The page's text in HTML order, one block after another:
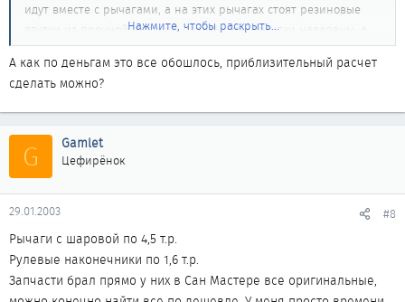
идут вместе с рычагами, а на этих рычагах стоят резиновые
втулки из прочной, толсной резиты. Эти резитки наварены, а
на старых рычагах они высохли и чуть не снимались вообще
вот они то и скрипели.
После этого скрип похожий на твой ИСЧЕЗЛО! Ну и вообще
машина стала более управляемая, дорогу стала держать а до
разогнать не мог, как по маслу машину водит.
Ну вот и все, удачи!
Нажмите, чтобы раскрыть...
А как по деньгам это все обошлось, приблизительный расчет
сделать можно?
G Gamlet
Цефирёнок
29.01.2003 #8
Рычаги с шаровой по 4,5 т.р.
Рулевые наконечники по 1,6 т.р.
Запчасти брал прямо у них в Сан Мастере все оригинальные,